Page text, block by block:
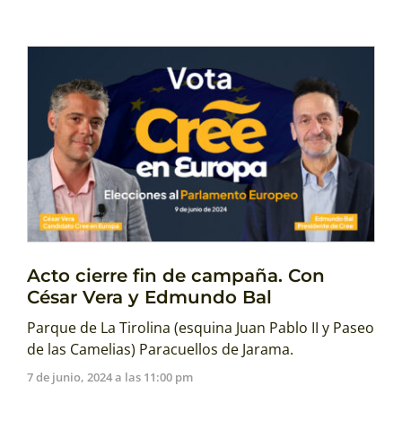
Acto cierre fin de campaña. Con
César Vera y Edmundo Bal
Parque de La Tirolina (esquina Juan Pablo II y Paseo
de las Camelias) Paracuellos de Jarama.
7 de junio, 2024 a las 11:00 pm